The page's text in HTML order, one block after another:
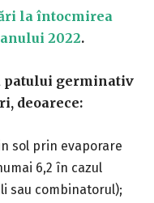
la întocmirea
2022.
patului germinativ
deoarece:
sol prin evaporare
6,2 în cazul
sau combinatorul);